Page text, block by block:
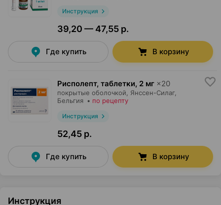
Инструкция
39,20 — 47,55 р.
Где купить В корзину
Рисполепт, таблетки, 2 мг ×20
покрытые оболочкой, Янссен-Силаг,
Бельгия • по рецепту
Инструкция
52,45 р.
Где купить В корзину
Инструкция